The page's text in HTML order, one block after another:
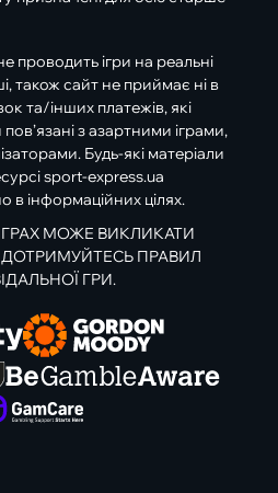
проводить ігри на реальні
також сайт не приймає ні в
та/інших платежів, які
з азартними іграми,
Будь-які матеріали
sport-express.ua
в інформаційних цілях.
МОЖЕ ВИКЛИКАТИ
ДОТРИМУЙТЕСЬ ПРАВИЛ
ГРИ.